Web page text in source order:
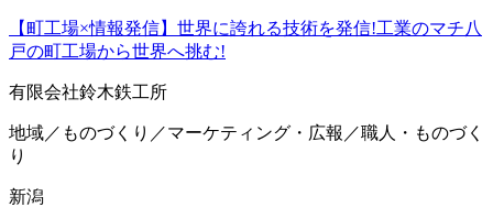
【町工場×情報発信】世界に誇れる技術を発信!工業のマチ八
戸の町工場から世界へ挑む!
有限会社鈴木鉄工所
地域／ものづくり／マーケティング・広報／職人・ものづく
り
新潟